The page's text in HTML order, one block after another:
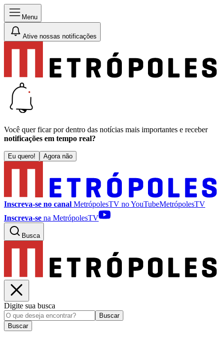
Menu
Ative nossas notificações
Você quer ficar por dentro das notícias mais importantes e receber
notificações em tempo real?
Eu quero! Agora não
Inscreva-se no canal MetrópolesTV noYouTubeMetrópolesTV
Inscreva-se na MetrópolesTV
Busca
Digite sua busca
Buscar
Buscar